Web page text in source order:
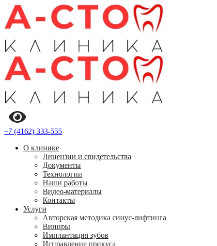
+7 (4162) 333-555
О клинике
Лицензии и свидетельства
Документы
Технологии
Наши работы
Видео-материалы
Контакты
Услуги
Авторская методика синус-лифтинга
Виниры
Имплантация зубов
Исправление прикуса